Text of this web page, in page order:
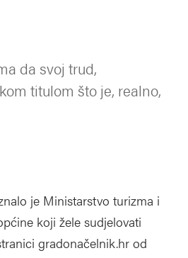
da svoj trud,
titulom što je, realno,
je Ministarstvo turizma i
koji žele sudjelovati
gradonačelnik.hr od